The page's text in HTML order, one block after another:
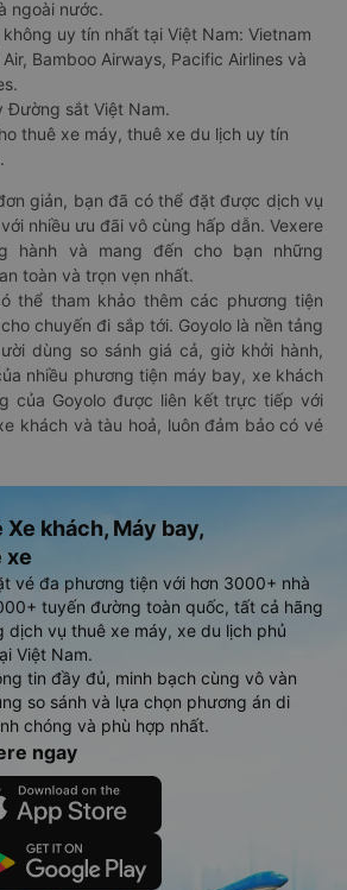
ngoài nước.
uy tín nhất tại Việt Nam: Vietnam
Bamboo Airways, Pacific Airlines và
Đường sắt Việt Nam.
thuê xe máy, thuê xe du lịch uy tín
giản, bạn đã có thể đặt được dịch vụ
nhiều ưu đãi vô cùng hấp dẫn. Vexere
hành và mang đến cho bạn những
toàn và trọn vẹn nhất.
thể tham khảo thêm các phương tiện
cho chuyến đi sắp tới. Goyolo là nền tảng
dùng so sánh giá cả, giờ khởi hành,
nhiều phương tiện máy bay, xe khách
của Goyolo được liên kết trực tiếp với
khách và tàu hoả, luôn đảm bảo có vé
khách, Máy bay,
xe
vé đa phương tiện với hơn 3000+ nhà
tuyến đường toàn quốc, tất cả hãng
dịch vụ thuê xe máy, xe du lịch phủ
Việt Nam.
tin đầy đủ, minh bạch cùng vô vàn
so sánh và lựa chọn phương án di
chóng và phù hợp nhất.
ngay